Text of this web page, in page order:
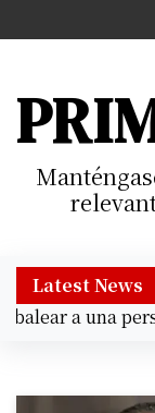
k
Latest News
a una